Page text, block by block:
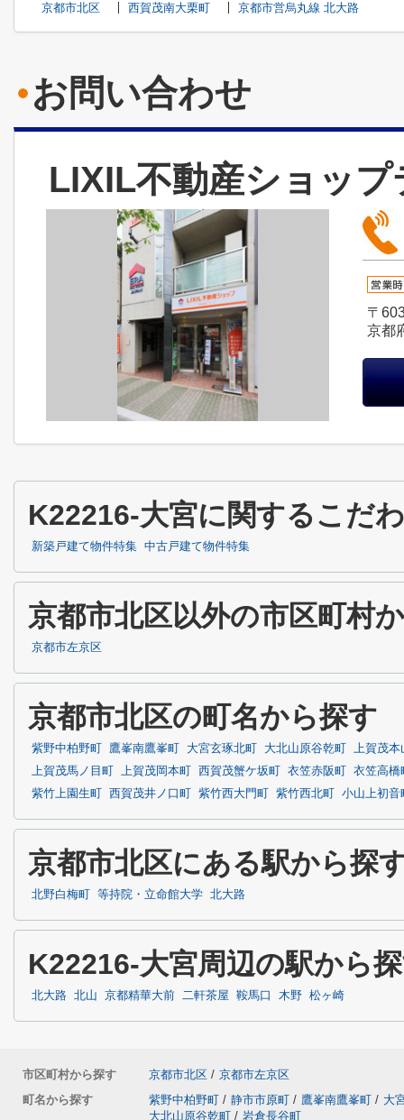
京都市北区 西賀茂南大栗町 京都市営烏丸線 北大路
お問い合わせ
LIXIL不動産ショップ
〒
京都
K22216-大宮に関するこだ
新築戸建て物件特集 中古戸建て物件特集
京都市北区以外の市区町村
京都市左京区
京都市北区の町名から探す
紫野中柏野町 鷹峯南鷹峯町 大宮玄琢北町 大北山原谷乾町
上賀茂本
上賀茂馬ノ目町
上賀茂岡本町 西賀茂蟹ケ坂町 衣笠赤阪町
衣笠高橋
紫竹上園生町
西賀茂井ノ口町 紫竹西大門町 紫竹西北町 小山上初音
京都市北区にある駅から探
北野白梅町 等持院・立命館大学 北大路
K22216-大宮周辺の駅から
北大路 北山 京都精華大前 二軒茶屋 鞍馬口 木野 松ヶ崎
市区町村から探す 京都市北区 / 京都市左京区
町名から探す
紫野中柏野町 / 静市市原町 / 鷹峯南鷹峯町 / 大
大北山原谷乾町 / 岩倉長谷町